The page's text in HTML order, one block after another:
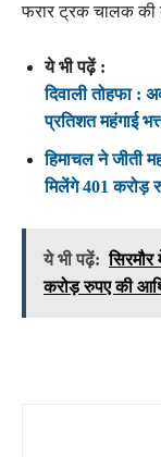
फरार ट्रक चालक की
ये भी पढ़ें :
दिवाली तोहफा :
प्रतिशत महंगाई
हिमाचल ने जीती
मिलेंगे 401 करोड़
ये भी पढ़ें:
करोड़ रुपए की